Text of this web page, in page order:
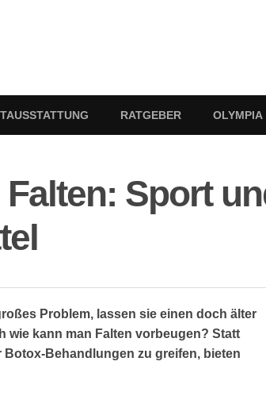
RATGEBER OLYMPIA
Sport
Problem, lassen sie einen doch älter
wie kann man Falten vorbeugen? Statt
Behandlungen zu greifen, bieten